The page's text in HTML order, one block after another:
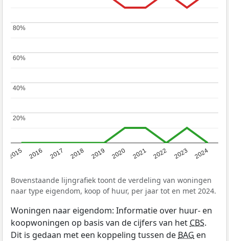
2015 2016 2017 2018 2019 2020 2021 2022 2023 2024
20%
20%
40%
40%
60%
60%
80%
80%
Bovenstaande lijngrafiek toont de verdeling van woningen
naar type eigendom, koop of huur, per jaar tot en met 2024.
Woningen naar eigendom: Informatie over huur- en
koopwoningen op basis van de cijfers van het CBS.
Dit is gedaan met een koppeling tussen de BAG en